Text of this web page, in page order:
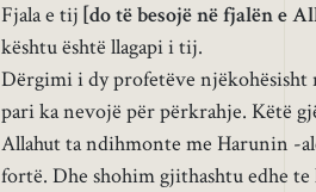
Fjala e tij [do të besojë në fjalën e
kështu është llagapi i tij.
Dërgimi i dy profetëve njëkohësisht
pari ka nevojë për përkrahje. Këtë
Allahut ta ndihmonte me Harunin -
fortë. Dhe shohim gjithashtu edhe